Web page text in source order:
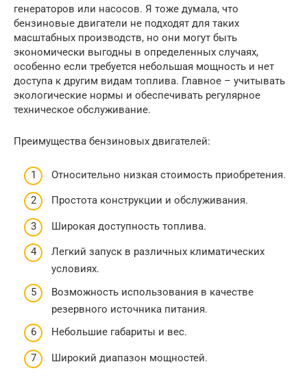
генераторов или насосов. Я тоже думала, что
бензиновые двигатели не подходят для таких
масштабных производств, но они могут быть
экономически выгодны в определенных случаях,
особенно если требуется небольшая мощность и нет
доступа к другим видам топлива. Главное – учитывать
экологические нормы и обеспечивать регулярное
техническое обслуживание.
Преимущества бензиновых двигателей:
Относительно низкая стоимость приобретения.
Простота конструкции и обслуживания.
Широкая доступность топлива.
Легкий запуск в различных климатических
условиях.
Возможность использования в качестве
резервного источника питания.
Небольшие габариты и вес.
Широкий диапазон мощностей.